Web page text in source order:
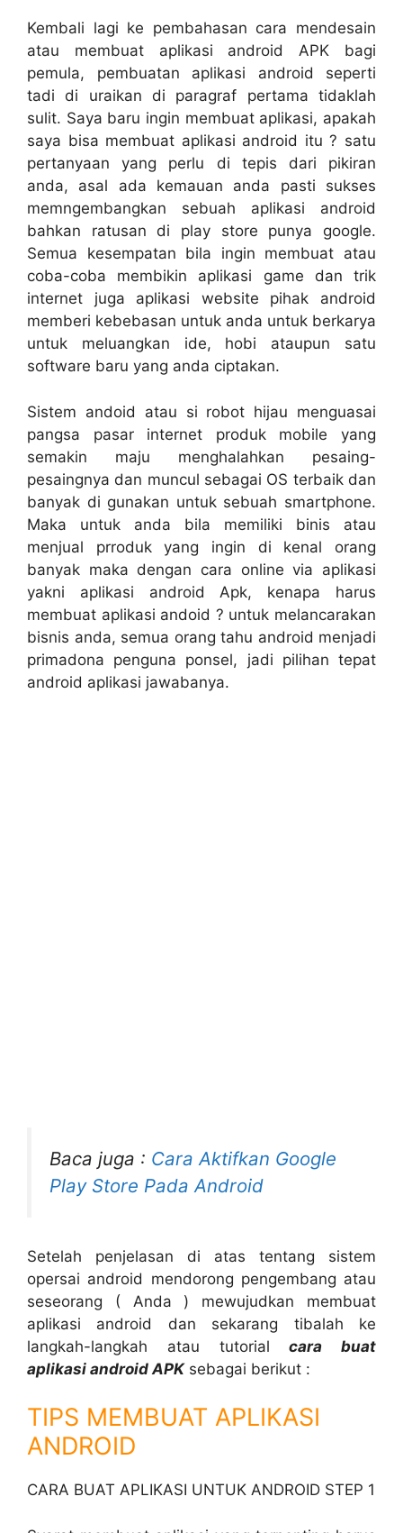
Kembali lagi ke pembahasan cara mendesain
atau membuat aplikasi android APK bagi
pemula, pembuatan aplikasi android seperti
tadi di uraikan di paragraf pertama tidaklah
sulit. Saya baru ingin membuat aplikasi, apakah
saya bisa membuat aplikasi android itu ? satu
pertanyaan yang perlu di tepis dari pikiran
anda, asal ada kemauan anda pasti sukses
memngembangkan sebuah aplikasi android
bahkan ratusan di play store punya google.
Semua kesempatan bila ingin membuat atau
coba-coba membikin aplikasi game dan trik
internet juga aplikasi website pihak android
memberi kebebasan untuk anda untuk berkarya
untuk meluangkan ide, hobi ataupun satu
software baru yang anda ciptakan.
Sistem andoid atau si robot hijau menguasai
pangsa pasar internet produk mobile yang
semakin maju menghalahkan pesaing-
pesaingnya dan muncul sebagai OS terbaik dan
banyak di gunakan untuk sebuah smartphone.
Maka untuk anda bila memiliki binis atau
menjual prroduk yang ingin di kenal orang
banyak maka dengan cara online via aplikasi
yakni aplikasi android Apk, kenapa harus
membuat aplikasi andoid ? untuk melancarakan
bisnis anda, semua orang tahu android menjadi
primadona penguna ponsel, jadi pilihan tepat
android aplikasi jawabanya.
Baca juga : Cara Aktifkan Google
Play Store Pada Android
Setelah penjelasan di atas tentang sistem
opersai android mendorong pengembang atau
seseorang ( Anda ) mewujudkan membuat
aplikasi android dan sekarang tibalah ke
langkah-langkah atau tutorialcara buat
aplikasi android APKsebagai berikut :
TIPS MEMBUAT APLIKASI
ANDROID
CARA BUAT APLIKASI UNTUK ANDROID STEP 1